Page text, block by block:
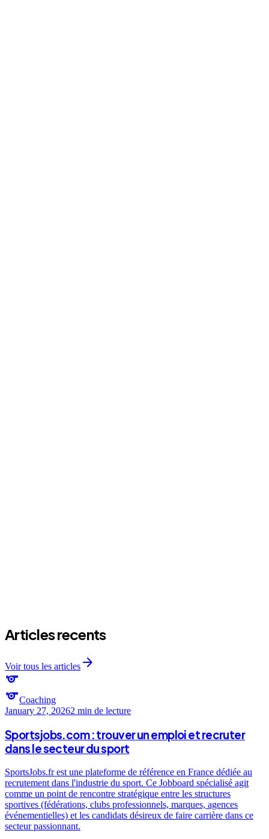
Articles recents
Voir tous les articles arrow_forward
sports
sportsCoaching
January 27, 20262 min de lecture
Sportsjobs.com : trouver un emploi et recruter
dans le secteur du sport
SportsJobs.fr est une plateforme de référence en France dédiée au
recrutement dans l'industrie du sport. Ce Jobboard spécialisé agit
comme un point de rencontre stratégique entre les structures
sportives (fédérations, clubs professionnels, marques, agences
événementielles) et les candidats désireux de faire carrière dans ce
secteur passionnant.